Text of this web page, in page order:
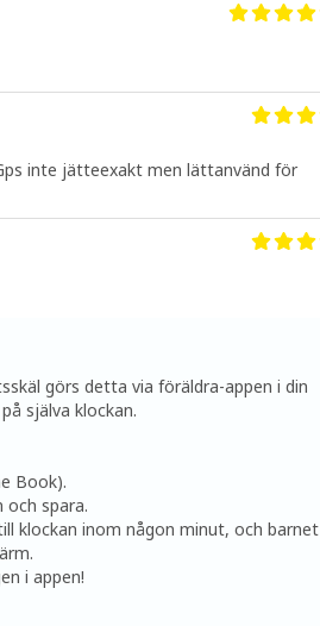
inte jätteexakt men lättanvänd för
görs detta via föräldra-appen i din
själva klockan.
Book).
spara.
klockan inom någon minut, och barnet
i appen!